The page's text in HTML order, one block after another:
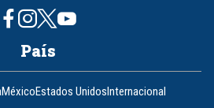
País
MéxicoEstados UnidosInternacional